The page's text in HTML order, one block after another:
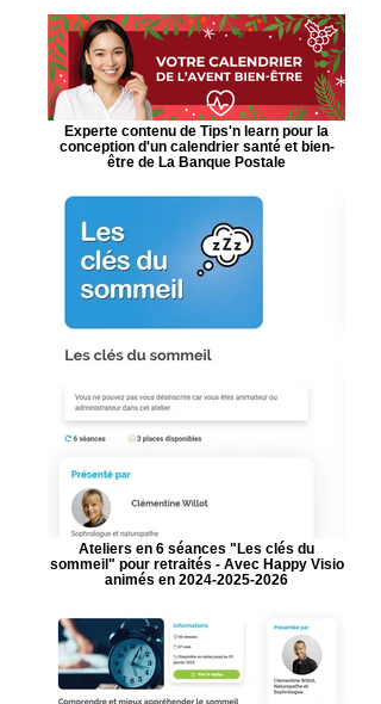
Experte contenu de Tips'n learn pour la
conception d'un calendrier santé et bien-
être de La Banque Postale
Ateliers en 6 séances "Les clés du
sommeil" pour retraités - Avec Happy Visio
animés en 2024-2025-2026